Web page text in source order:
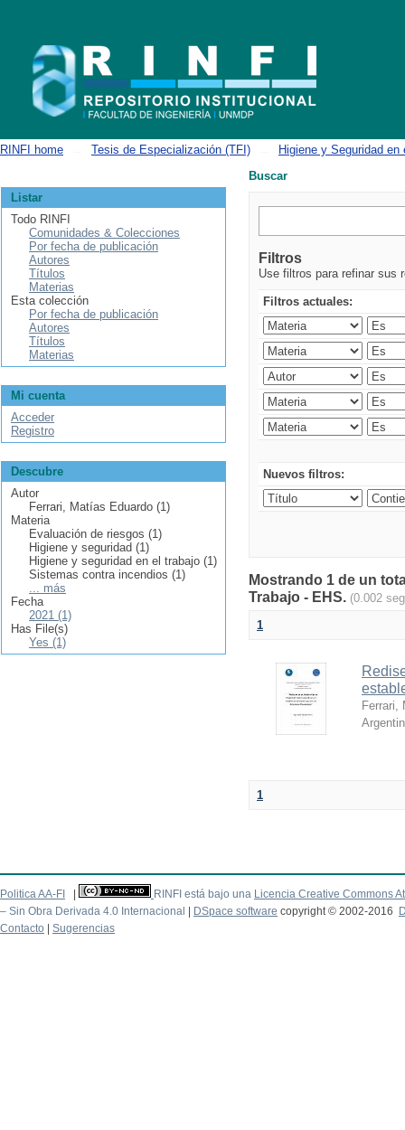
RINFI home Tesis de Especialización (TFI)
Higiene y Seguridad en
Buscar
Filtros
Use filtros para refinar sus
Filtros actuales:
Nuevos filtros:
Mostrando 1 de un
Trabajo - EHS. (0.002
1
Ferrari,
1
Listar
Todo RINFI
Comunidades & Colecciones
Por fecha de publicación
Autores
Títulos
Materias
Esta colección
Por fecha de publicación
Autores
Títulos
Materias
Mi cuenta
Acceder
Registro
Descubre
Autor
Ferrari, Matías Eduardo (1)
Materia
Evaluación de riesgos (1)
Higiene y seguridad (1)
Higiene y seguridad en el trabajo (1)
Sistemas contra incendios (1)
... más
Fecha
2021 (1)
Has File(s)
Yes (1)
Politica AA-FI RINFI está bajo una Licencia Creative Commons
– Sin Obra Derivada 4.0 Internacional
DSpace software copyright © 2002-2016
Contacto
Sugerencias